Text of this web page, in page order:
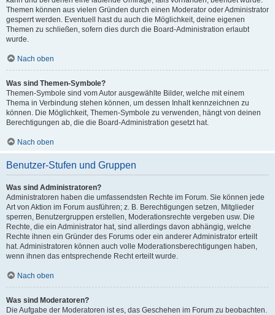
Themen können aus vielen Gründen durch einen Moderator oder Administrator
gesperrt werden. Eventuell hast du auch die Möglichkeit, deine eigenen
Themen zu schließen, sofern dies durch die Board-Administration erlaubt
wurde.
Nach oben
Was sind Themen-Symbole?
Themen-Symbole sind vom Autor ausgewählte Bilder, welche mit einem
Thema in Verbindung stehen können, um dessen Inhalt kennzeichnen zu
können. Die Möglichkeit, Themen-Symbole zu verwenden, hängt von deinen
Berechtigungen ab, die die Board-Administration gesetzt hat.
Nach oben
Benutzer-Stufen und Gruppen
Was sind Administratoren?
Administratoren haben die umfassendsten Rechte im Forum. Sie können jede
Art von Aktion im Forum ausführen; z. B. Berechtigungen setzen, Mitglieder
sperren, Benutzergruppen erstellen, Moderationsrechte vergeben usw. Die
Rechte, die ein Administrator hat, sind allerdings davon abhängig, welche
Rechte ihnen ein Gründer des Forums oder ein anderer Administrator erteilt
hat. Administratoren können auch volle Moderationsberechtigungen haben,
wenn ihnen das entsprechende Recht erteilt wurde.
Nach oben
Was sind Moderatoren?
Die Aufgabe der Moderatoren ist es, das Geschehen im Forum zu beobachten.